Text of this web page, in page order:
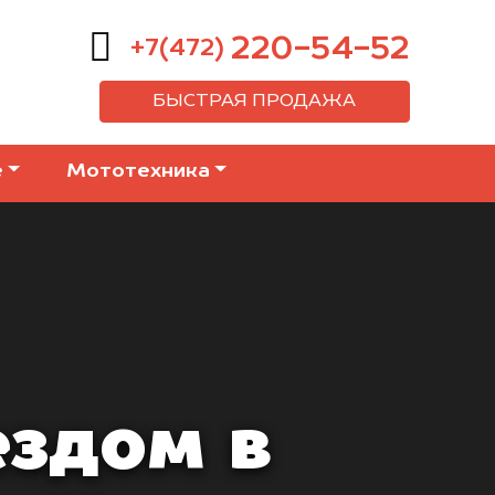
+7(472) 220-54-52
БЫСТРАЯ ПРОДАЖА
Мототехника
в